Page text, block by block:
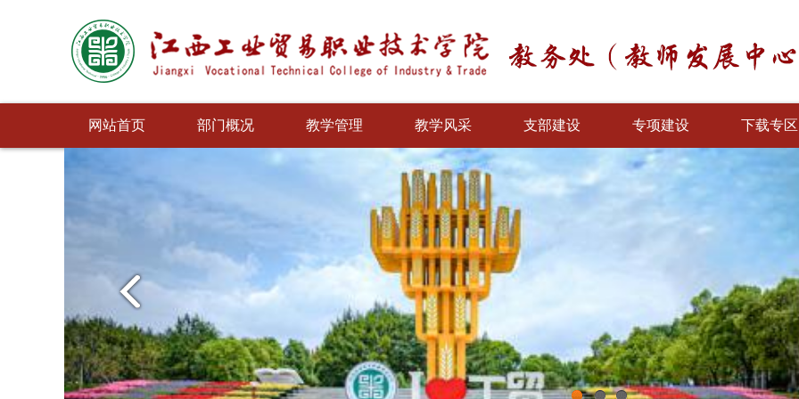
网站首页 部门概况 教学管理 教学风采 支部建设 专项建设 下载专区